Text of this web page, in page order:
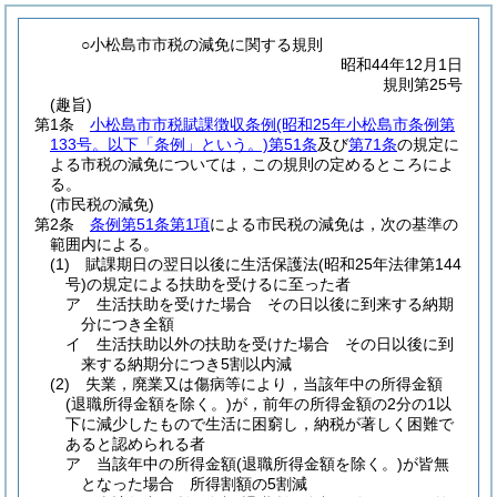
○小松島市市税の減免に関する規則
昭和44年12月1日
規則第25号
(趣旨)
第1条
小松島市市税賦課徴収条例(昭和25年小松島市条例第
133号。以下「条例」という。)第51条及び第71条の規定に
よる市税の減免については，この規則の定めるところによ
る。
(市民税の減免)
第2条
条例第51条第1項による市民税の減免は，次の基準の
範囲内による。
(1)
賦課期日の翌日以後に生活保護法(昭和25年法律第144
号)の規定による扶助を受けるに至った者
ア
生活扶助を受けた場合 その日以後に到来する納期
分につき全額
イ
生活扶助以外の扶助を受けた場合 その日以後に到
来する納期分につき5割以内減
(2)
失業，廃業又は傷病等により，当該年中の所得金額
(退職所得金額を除く。)が，前年の所得金額の2分の1以
下に減少したもので生活に困窮し，納税が著しく困難で
あると認められる者
ア
当該年中の所得金額(退職所得金額を除く。)が皆無
となった場合 所得割額の5割減